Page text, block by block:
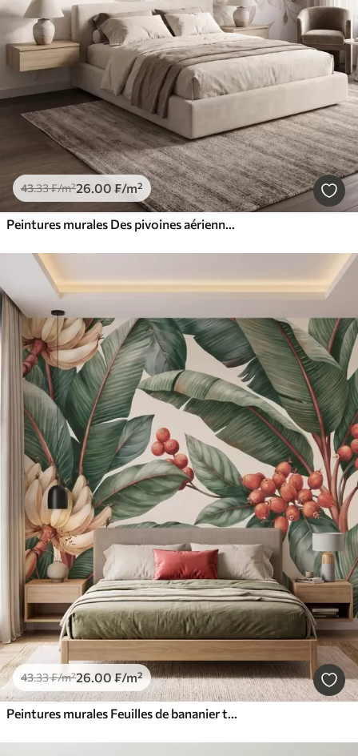
43.33₣/m²26.00 ₣/m²
Peintures murales Des pivoines aériennes aux douces nuances de beige poudré
43.33₣/m²26.00₣/m²
Peintures murales Feuilles de bananier tropicales ornées de grappes de baies de café rouges, style aquarelle